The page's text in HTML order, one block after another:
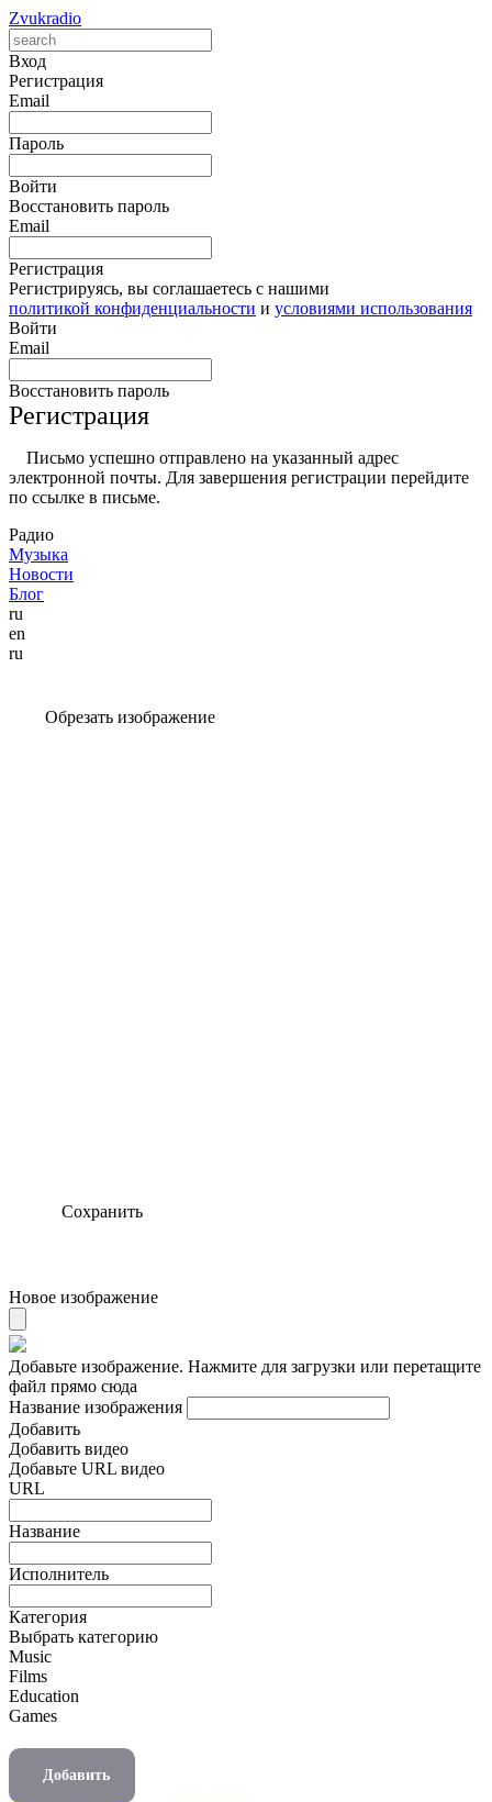
Zvukradio
Вход
Регистрация
Email
Пароль
Войти
Восстановить пароль
Email
Регистрация
Регистрируясь, вы соглашаетесь с нашими
политикой конфиденциальности и условиями использования
Войти
Email
Восстановить пароль
Регистрация
Письмо успешно отправлено на указанный адрес
электронной почты. Для завершения регистрации перейдите
по ссылке в письме.
Радио
Музыка
Новости
Блог
ru
en
ru
Обрезать изображение
Сохранить
Новое изображение
Добавьте изображение. Нажмите для загрузки или перетащите
файл прямо сюда
Название изображения
Добавить
Добавить видео
Добавьте URL видео
URL
Название
Исполнитель
Категория
Выбрать категорию
Music
Films
Education
Games
Добавить